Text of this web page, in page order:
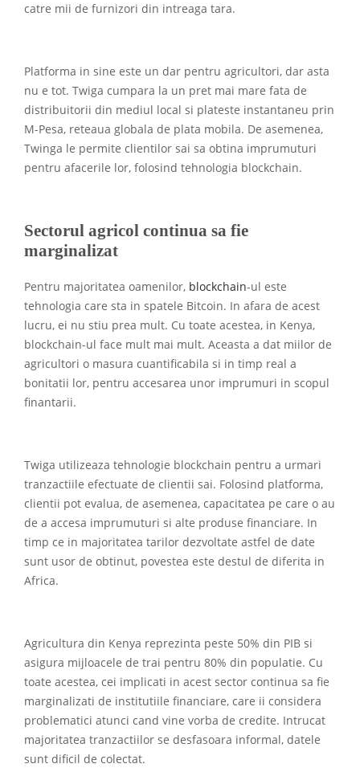
catre mii de furnizori din intreaga tara.
Platforma in sine este un dar pentru agricultori, dar asta
nu e tot. Twiga cumpara la un pret mai mare fata de
distribuitorii din mediul local si plateste instantaneu prin
M-Pesa, reteaua globala de plata mobila. De asemenea,
Twinga le permite clientilor sai sa obtina imprumuturi
pentru afacerile lor, folosind tehnologia blockchain.
Sectorul agricol continua sa fie
marginalizat
Pentru majoritatea oamenilor, blockchain-ul este
tehnologia care sta in spatele Bitcoin. In afara de acest
lucru, ei nu stiu prea mult. Cu toate acestea, in Kenya,
blockchain-ul face mult mai mult. Aceasta a dat miilor de
agricultori o masura cuantificabila si in timp real a
bonitatii lor, pentru accesarea unor imprumuri in scopul
finantarii.
Twiga utilizeaza tehnologie blockchain pentru a urmari
tranzactiile efectuate de clientii sai. Folosind platforma,
clientii pot evalua, de asemenea, capacitatea pe care o au
de a accesa imprumuturi si alte produse financiare. In
timp ce in majoritatea tarilor dezvoltate astfel de date
sunt usor de obtinut, povestea este destul de diferita in
Africa.
Agricultura din Kenya reprezinta peste 50% din PIB si
asigura mijloacele de trai pentru 80% din populatie. Cu
toate acestea, cei implicati in acest sector continua sa fie
marginalizati de institutiile financiare, care ii considera
problematici atunci cand vine vorba de credite. Intrucat
majoritatea tranzactiilor se desfasoara informal, datele
sunt dificil de colectat.